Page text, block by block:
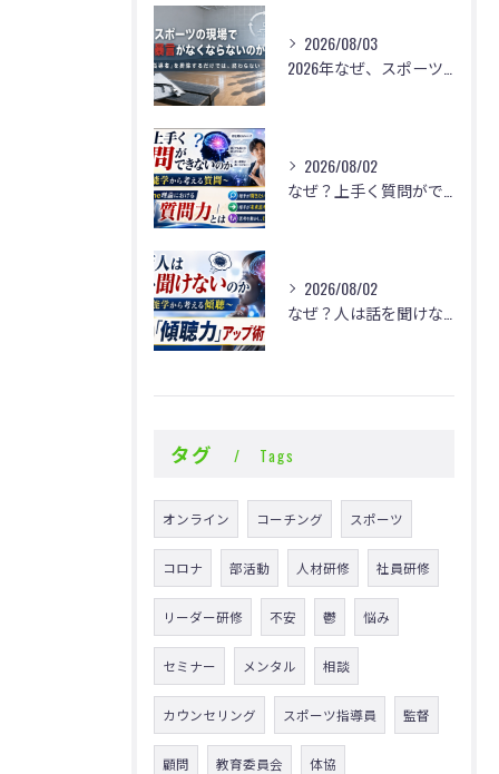
2026/08/03
2026/08/02
2026/08/02
タグ Tags
オンライン コーチング スポーツ
コロナ 部活動 人材研修 社員研修
リーダー研修 不安 鬱 悩み
セミナー メンタル 相談
カウンセリング スポーツ指導員 監督
顧問 教育委員会 体協